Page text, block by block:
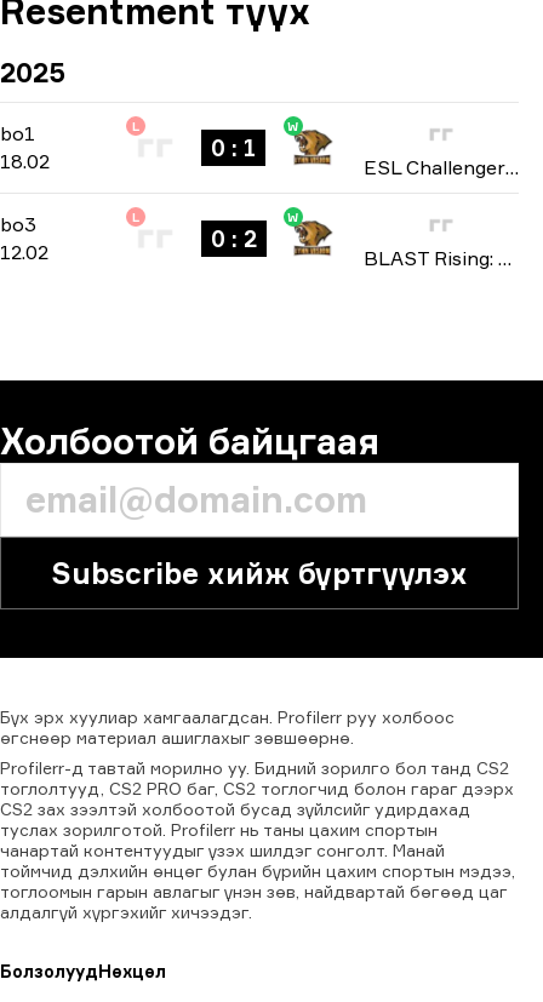
Resentment түүх
2025
bo1 Regular Season
bo1
18.02
L
0 : 1
W
ESL Challenger League: Asia season 49 2025
bo3 -bo3
12.02
L
0 : 2
W
BLAST Rising: Asia Spring 2025
Холбоотой байцгаая
Subscribe хийж бүртгүүлэх
Бүх эрх хуулиар хамгаалагдсан. Profilerr руу холбоос
өгснөөр материал ашиглахыг зөвшөөрнө.
Profilerr-д тавтай морилно уу. Бидний зорилго бол танд CS2
тоглолтууд, CS2 PRO баг, CS2 тоглогчид болон гараг дээрх
CS2 зах зээлтэй холбоотой бусад зүйлсийг удирдахад
туслах зорилготой. Profilerr нь таны цахим спортын
чанартай контентуудыг үзэх шилдэг сонголт. Манай
тоймчид дэлхийн өнцөг булан бүрийн цахим спортын мэдээ,
тоглоомын гарын авлагыг үнэн зөв, найдвартай бөгөөд цаг
алдалгүй хүргэхийг хичээдэг.
БолзолуудНөхцөл